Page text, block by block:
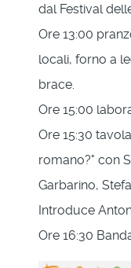
dal Festival
Ore 13:00
locali, forno a
brace.
Ore 15:00
Ore 15:30
romano?" con
Garbarino,
Introduce
Ore 16:30